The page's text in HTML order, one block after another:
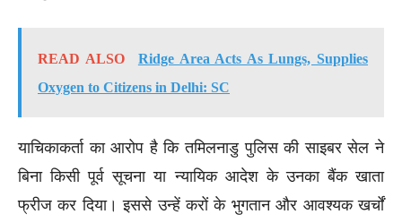
READ ALSO
Ridge Area Acts As Lungs, Supplies
Oxygen to Citizens in Delhi: SC
याचिकाकर्ता का आरोप है कि तमिलनाडु पुलिस की साइबर सेल ने
बिना किसी पूर्व सूचना या न्यायिक आदेश के उनका बैंक खाता
फ्रीज कर दिया। इससे उन्हें करों के भुगतान और आवश्यक खर्चों